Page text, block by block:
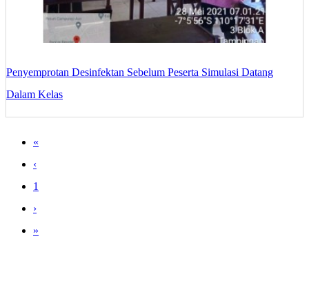
Penyemprotan Desinfektan Sebelum Peserta Simulasi Datang
Dalam Kelas
«
‹
1
›
»